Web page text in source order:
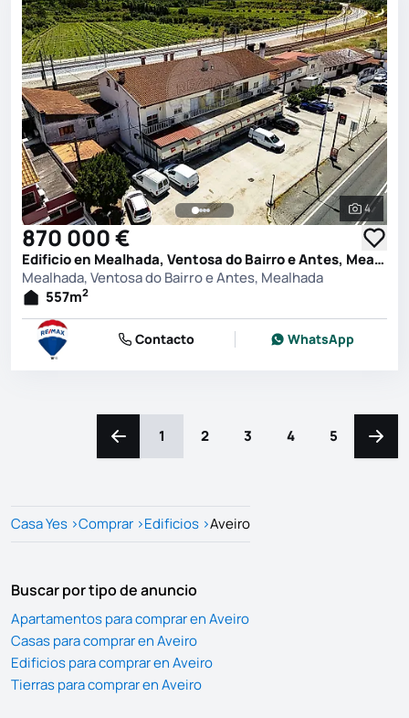
Ver
4
870 000 €
Edificio en Mealhada, Ventosa do Bairro e Antes, Mealhada
Mealhada, Ventosa do Bairro e Antes, Mealhada
557m2
Contacto WhatsApp
Navega a la izquierda
1 2 3 4 5
Casa Yes >Comprar >Edificios >Aveiro
Buscar por tipo de anuncio
Apartamentos para comprar en Aveiro
Casas para comprar en Aveiro
Edificios para comprar en Aveiro
Tierras para comprar en Aveiro